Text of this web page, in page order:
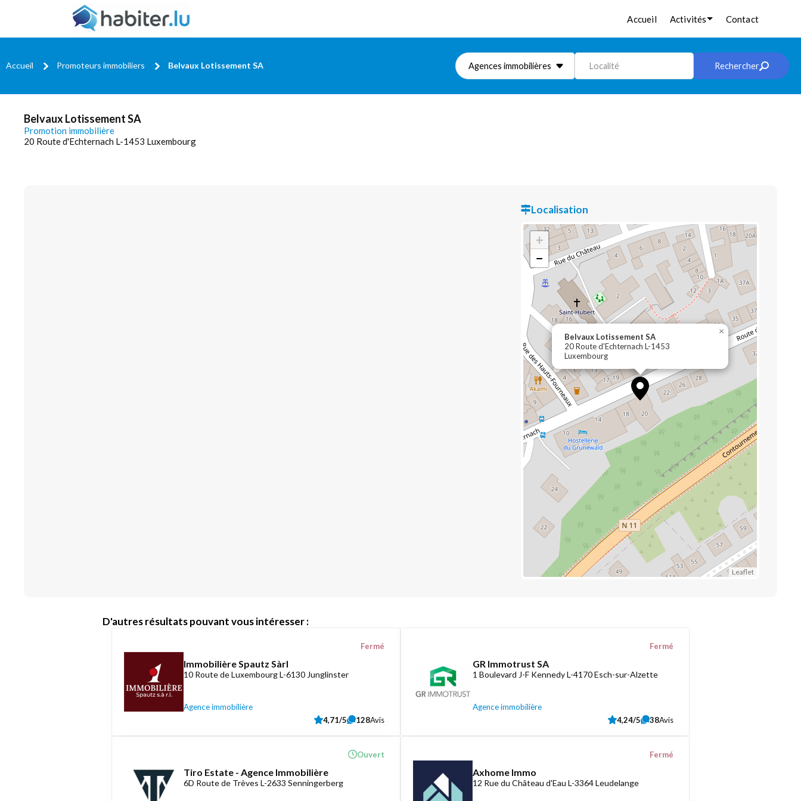
Accueil Activités Contact
Accueil Promoteurs immobiliers Belvaux Lotissement SA Agences immobilières Localité Rechercher
Belvaux Lotissement SA
Promotion immobilière
20 Route d'Echternach L-1453 Luxembourg
Localisation
Belvaux Lotissement SA
20 Route d'Echternach L-1453
Luxembourg
×
+
−
Leaflet
D'autres résultats pouvant vous intéresser :
Immobilière Spautz Sàrl
10 Route de Luxembourg L-6130 Junglinster
Agence immobilière
Fermé
4,71/5 128Avis
GR Immotrust SA
1 Boulevard J-F Kennedy L-4170 Esch-sur-Alzette
Agence immobilière
Fermé
4,24/5 38Avis
Tiro Estate - Agence Immobilière
6D Route de Trèves L-2633 Senningerberg
Ouvert
Axhome Immo
12 Rue du Château d'Eau L-3364 Leudelange
Fermé